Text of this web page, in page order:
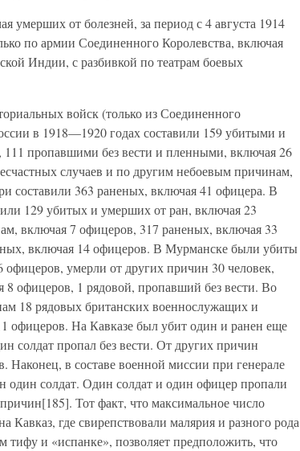
умерших от болезней, за период с 4 августа 1914
по армии Соединенного Королевства, включая
Индии, с разбивкой по театрам боевых
войск (только из Соединенного
в 1918—1920 годах составили 159 убитыми и
пропавшими без вести и пленными, включая 26
случаев и по другим небоевым причинам,
составили 363 раненых, включая 41 офицера. В
129 убитых и умерших от ран, включая 23
включая 7 офицеров, 317 раненых, включая 33
включая 14 офицеров. В Мурманске были убиты
умерли от других причин 30 человек,
офицеров, 1 рядовой, пропавший без вести. Во
18 рядовых британских военнослужащих и
офицеров. На Кавказе был убит один и ранен еще
солдат пропал без вести. От других причин
Наконец, в составе военной миссии при генерале
солдат. Один солдат и один офицер пропали
Тот факт, что максимальное число
где свирепствовали малярия и разного рода
тифу и «испанке», позволяет предположить, что